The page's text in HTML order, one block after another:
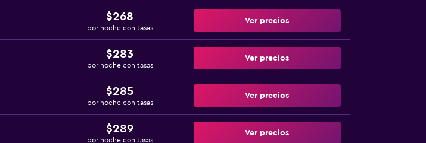
$268
por noche con tasas
Ver precios
$283
por noche con tasas
Ver precios
$285
por noche con tasas
Ver precios
$289
por noche con tasas
Ver precios